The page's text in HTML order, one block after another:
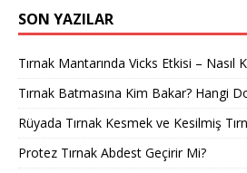
SON YAZILAR
Tırnak Mantarında Vicks Etkisi – Nasıl
Tırnak Batmasına Kim Bakar? Hangi
Rüyada Tırnak Kesmek ve Kesilmiş
Protez Tırnak Abdest Geçirir Mi?